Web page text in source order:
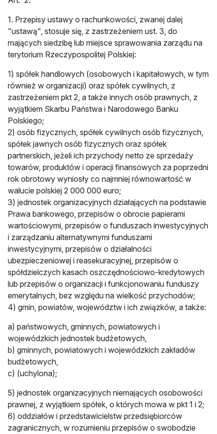
1. Przepisy ustawy o rachunkowości, zwanej dalej
"ustawą", stosuje się, z zastrzeżeniem ust. 3, do
mających siedzibę lub miejsce sprawowania zarządu na
terytorium Rzeczypospolitej Polskiej:
1) spółek handlowych (osobowych i kapitałowych, w tym
również w organizacji) oraz spółek cywilnych, z
zastrzeżeniem pkt 2, a także innych osób prawnych, z
wyjątkiem Skarbu Państwa i Narodowego Banku
Polskiego;
2) osób fizycznych, spółek cywilnych osób fizycznych,
spółek jawnych osób fizycznych oraz spółek
partnerskich, jeżeli ich przychody netto ze sprzedaży
towarów, produktów i operacji finansowych za poprzedni
rok obrotowy wyniosły co najmniej równowartość w
walucie polskiej 2 000 000 euro;
3) jednostek organizacyjnych działających na podstawie
Prawa bankowego, przepisów o obrocie papierami
wartościowymi, przepisów o funduszach inwestycyjnych
i zarządzaniu alternatywnymi funduszami
inwestycyjnymi, przepisów o działalności
ubezpieczeniowej i reasekuracyjnej, przepisów o
spółdzielczych kasach oszczędnościowo-kredytowych
lub przepisów o organizacji i funkcjonowaniu funduszy
emerytalnych, bez względu na wielkość przychodów;
4) gmin, powiatów, województw i ich związków, a także:
a) państwowych, gminnych, powiatowych i
wojewódzkich jednostek budżetowych,
b) gminnych, powiatowych i wojewódzkich zakładów
budżetowych,
c) (uchylona);
5) jednostek organizacyjnych niemających osobowości
prawnej, z wyjątkiem spółek, o których mowa w pkt 1 i 2;
6) oddziałów i przedstawicielstw przedsiębiorców
zagranicznych, w rozumieniu przepisów o swobodzie